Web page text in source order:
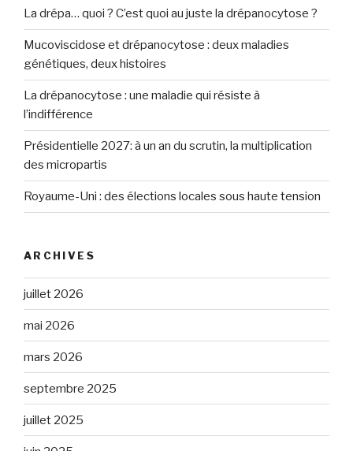
La drépa… quoi ? C’est quoi au juste la drépanocytose ?
Mucoviscidose et drépanocytose : deux maladies
génétiques, deux histoires
La drépanocytose : une maladie qui résiste à
l’indifférence
Présidentielle 2027: à un an du scrutin, la multiplication
des micropartis
Royaume-Uni : des élections locales sous haute tension
ARCHIVES
juillet 2026
mai 2026
mars 2026
septembre 2025
juillet 2025